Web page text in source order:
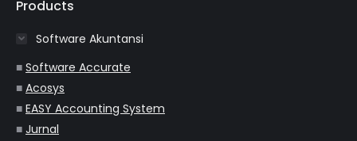
opens
new
window
opens
new
window
new
window
new
window
new
window
Products
Software Akuntansi
■ Software Accurate
■ Acosys
■ EASY Accounting System
■ Jurnal